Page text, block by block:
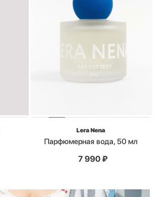
Lera Nena
Парфюмерная вода, 50 мл
7 990₽